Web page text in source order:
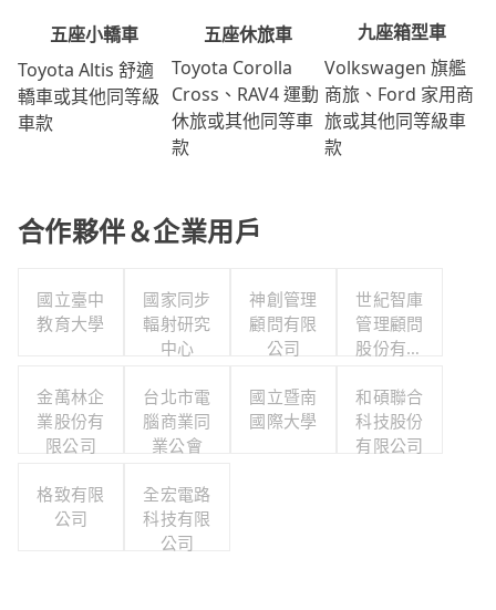
五座小轎車
Toyota Altis 舒適
轎車或其他同等級
車款
五座休旅車
Toyota Corolla
Cross、RAV4 運動
休旅或其他同等車
款
九座箱型車
Volkswagen 旗艦
商旅、Ford 家用商
旅或其他同等級車
款
合作夥伴＆企業用戶
國立臺中
教育大學
國家同步
輻射研究
中心
神創管理
顧問有限
公司
世紀智庫
管理顧問
股份有限
金萬林企
業股份有
限公司
台北市電
腦商業同
業公會
國立暨南
國際大學
和碩聯合
科技股份
有限公司
格致有限
公司
全宏電路
科技有限
公司